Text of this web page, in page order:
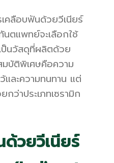
คลือบฟันด้วยวีเนียร์
ตแพทย์จะเลือกใช้
ป็นวัสดุที่ผลิตด้วย
บัติพิเศษคือความ
ละความทนทาน แต่
กว่าประเภทเซรามิก
วยวีเนียร์